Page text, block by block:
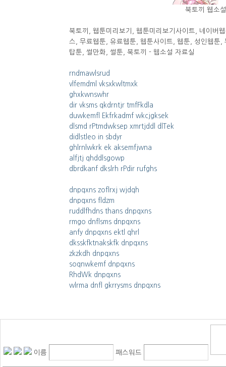
북토끼 웹소
북토끼, 웹툰미리보기, 웹툰미리보기사이트, 네이버
스, 무료웹툰, 유료웹툰, 웹툰사이트, 웹툰, 성인웹툰
탑툰, 썰만화, 썰툰, 북토끼 - 웹소설 자료실
rndmawlsrud
vlfemdml vksxkwltmxk
ghxkwnswhr
dir vksms qkdrntjr tmfFkdla
duwkemfl Ekfrkadmf wkcjgksek
dlsmd rPtmdwksep xmrtjddl dlTek
didlstleo in sbdyr
ghlrnlwkrk ek aksemfjwna
alfjtj qhddlsgowp
dbrdkanf dkslrh rPdir rufghs
dnpqxns zoflrxj wjdqh
dnpqxns fldzm
ruddlfhdns thans dnpqxns
rmgo dnflsms dnpqxns
anfy dnpqxns ektl qhrl
dksskfktnakskfk dnpqxns
zkzkdh dnpqxns
soqnwkemf dnpqxns
RhdWk dnpqxns
wlrma dnfl gkrrysms dnpqxns
이름 패스워드